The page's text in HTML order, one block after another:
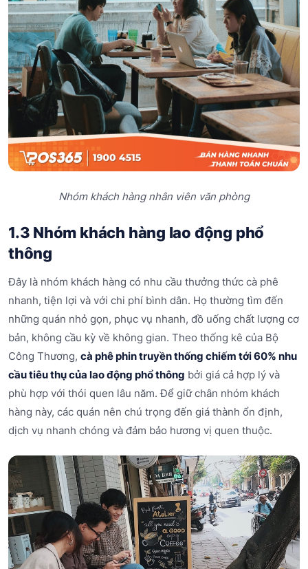
Nhóm khách hàng nhân viên văn phòng
1.3 Nhóm khách hàng lao động phổ
thông
Đây là nhóm khách hàng có nhu cầu thưởng thức cà phê
nhanh, tiện lợi và với chi phí bình dân. Họ thường tìm đến
những quán nhỏ gọn, phục vụ nhanh, đồ uống chất lượng cơ
bản, không cầu kỳ về không gian. Theo thống kê của Bộ
Công Thương, cà phê phin truyền thống chiếm tới 60% nhu
cầu tiêu thụ của lao động phổ thông bởi giá cả hợp lý và
phù hợp với thói quen lâu năm. Để giữ chân nhóm khách
hàng này, các quán nên chú trọng đến giá thành ổn định,
dịch vụ nhanh chóng và đảm bảo hương vị quen thuộc.